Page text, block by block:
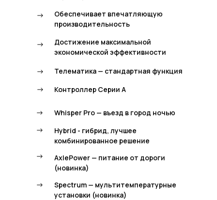
->
->
->
->
->
->
->
->
Обеспечивает впечатляющую
производительность
Достижение максимальной
экономической эффективности
Телематика — стандартная функция
Контроллер Серии А
Whisper Pro — въезд в город ночью
Hybrid - гибрид, лучшее
комбинированное решение
AxlePower — питание от дороги
(новинка)
Spectrum — мультитемпературные
установки (новинка)